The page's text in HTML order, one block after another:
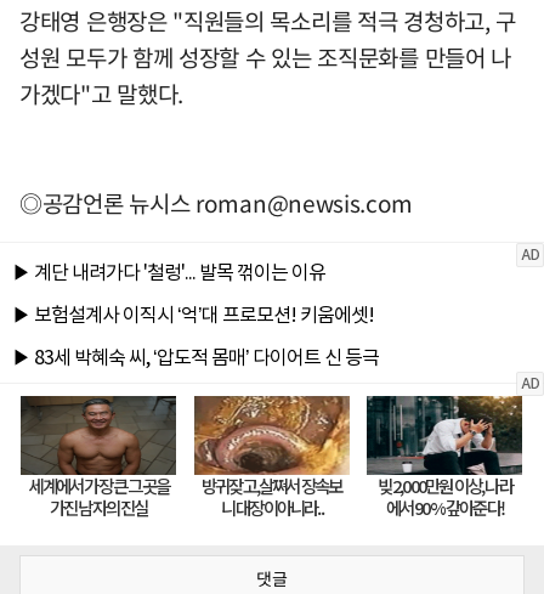
강태영 은행장은 "직원들의 목소리를 적극 경청하고, 구
성원 모두가 함께 성장할 수 있는 조직문화를 만들어 나
가겠다"고 말했다.
◎공감언론 뉴시스roman@newsis.com
댓글